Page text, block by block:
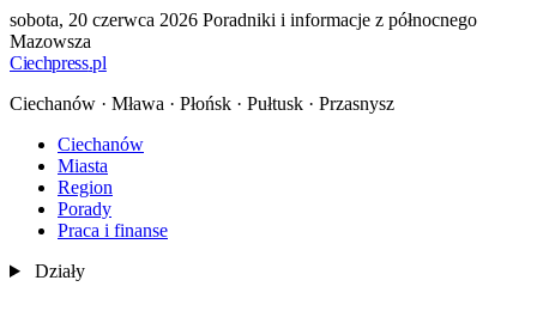
sobota, 20 czerwca 2026 Poradniki i informacje z północnego
Mazowsza
Ciechpress.pl
Ciechanów · Mława · Płońsk · Pułtusk · Przasnysz
Ciechanów
Miasta
Region
Porady
Praca i finanse
Działy